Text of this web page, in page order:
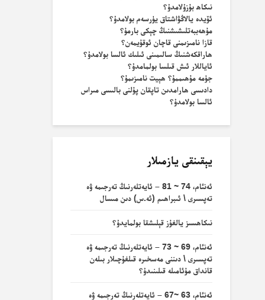
نىكاھ بۇزۇلامدۇ؟
ئۆيدە يالاڭۋاشتاق يۈرسەم بولامدۇ؟
مۇھەببەتلىشىشنىڭ چېكى بارمۇ؟
قازا نامىزىمنى قاچان ئوقۇيمەن؟
ھاراقكەشنىڭ سالىمىنى ئىلىك ئالسا بولامدۇ؟
ئاياللار ئىش قىلسا بولمامدۇ؟
جۈمە مۇھىممۇ؟ ھېيت نامىزىمۇ؟
دادىسى ھارامدىن تاپقان پۇلنى بالىسى مىراس
ئالسا بولامدۇ؟
يېقىنقى يازمىلار
ئەنئام، 74 ~ 81 – ئايەتلەرنىڭ تەرجىمە ۋە
تەپسىرى \ ئىبراھىم (ئە.س) دىن مىسال
نىكاھسىز يالغۇز قېلىشقا بولمايدۇ؟
ئەنئام، 69 ~ 73 – ئايەتلەرنىڭ تەرجىمە ۋە
تەپسىرى \ دىننى مەسخىرە قىلغۇچىلار بىلەن
قانداق مۇئامىلە قىلىنىدۇ؟
ئەنئام، 63 ~67 – ئايەتلەرنىڭ تەرجىمە ۋە